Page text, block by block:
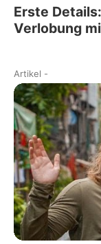
Erste
Verlobung
Artikel -